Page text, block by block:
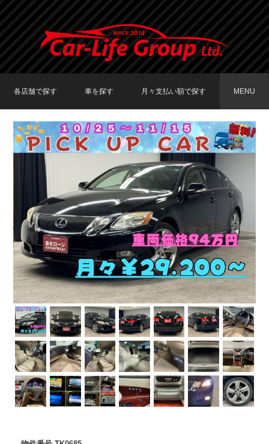
各店舗で探す
TOKYO店在庫車両
大阪店在庫車両
福岡店在庫車両
車を探す
車種で探す
メーカーで探す
月々支払い額で探す
〜19,999円
20,000円〜29,999円
30,000円〜39,999円
40,000円〜49,999円
50,000円〜
MENU